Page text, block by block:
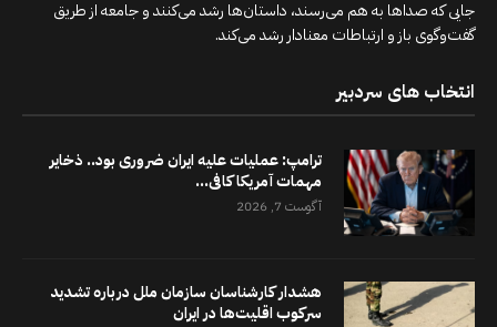
جایی که صداها به هم می‌رسند، داستان‌ها رشد می‌کنند و جامعه از طریق
گفت‌وگوی باز و ارتباطات معنادار رشد می‌کند.
انتخاب های سردبیر
ترامپ: عملیات علیه ایران ضروری بود.. ذخایر
مهمات آمریکا کافی...
آگوست 7, 2026
هشدار کارشناسان سازمان ملل درباره تشدید
سرکوب اقلیت‌ها در ایران